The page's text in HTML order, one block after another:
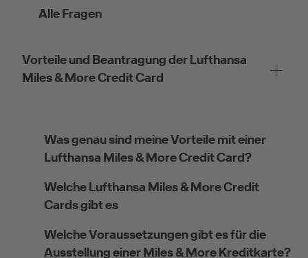
Alle Fragen
Vorteile und Beantragung der Lufthansa
Miles & More Credit Card
Was genau sind meine Vorteile mit einer
Lufthansa Miles & More Credit Card?
Welche Lufthansa Miles & More Credit
Cards gibt es
Welche Voraussetzungen gibt es für die
Ausstellung einer Miles & More Kreditkarte?